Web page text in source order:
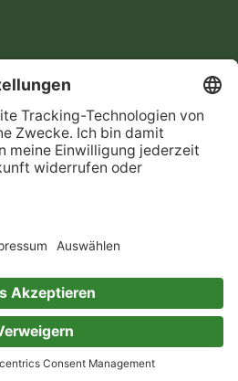
gutes Buch